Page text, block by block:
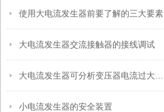
使用大电流发生器前要了解的三大要素
大电流发生器交流接触器的接线调试
小电流发生器的安全装置